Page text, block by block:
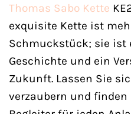
Thomas Sabo Kette
exquisite Kette ist
Schmuckstück; sie ist
Geschichte und ein
Zukunft. Lassen Sie
verzaubern und